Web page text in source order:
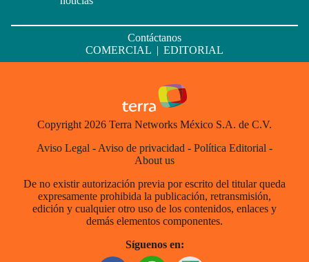
Contáctanos
COMERCIAL | EDITORIAL
Copyright 2026 Terra Networks México S.A. de C.V.
Aviso Legal - Aviso de privacidad - Política Editorial -
About us
De no existir autorización previa por escrito del titular queda
expresamente prohibida la publicación, retransmisión,
edición y cualquier otro uso de los contenidos, enlaces y
demás elementos componentes.
Síguenos en: